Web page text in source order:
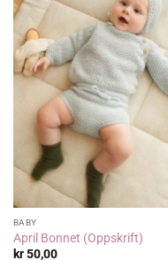
BABY
April Bonnet (Oppskrift)
kr50,00